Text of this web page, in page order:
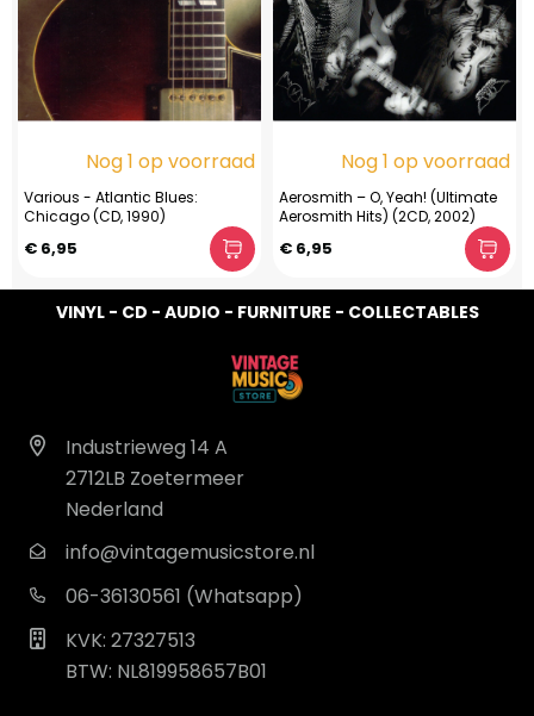
Nog 1 op voorraad
Various - Atlantic Blues:
Chicago (CD, 1990)
€ 6,95
Nog 1 op voorraad
Aerosmith – O, Yeah! (Ultimate
Aerosmith Hits) (2CD, 2002)
€ 6,95
VINYL - CD - AUDIO - FURNITURE - COLLECTABLES
Industrieweg 14 A
2712LB Zoetermeer
Nederland
info@vintagemusicstore.nl
06-36130561 (Whatsapp)
KVK: 27327513
BTW: NL819958657B01